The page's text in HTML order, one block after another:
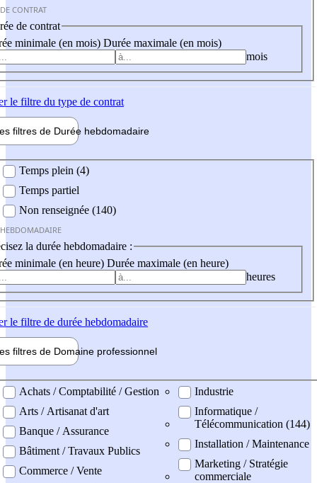
CONTRAT
de contrat
minimale (en mois) Durée maximale (en mois)
mois
le filtre du type de contrat
filtres de Durée hebdomadaire
Temps plein (4)
Temps partiel
Non renseignée (140)
la durée hebdomadaire :
minimale (en heure) Durée maximale (en heure)
heures
le filtre de durée hebdomadaire
filtres de Domaine professionnel
professionel
Achats / Comptabilité / Gestion
Arts / Artisanat d'art
Banque / Assurance
Bâtiment / Travaux Publics
Commerce / Vente
Industrie
Informatique /
Télécommunication (144)
Installation / Maintenance
Marketing / Stratégie
commerciale